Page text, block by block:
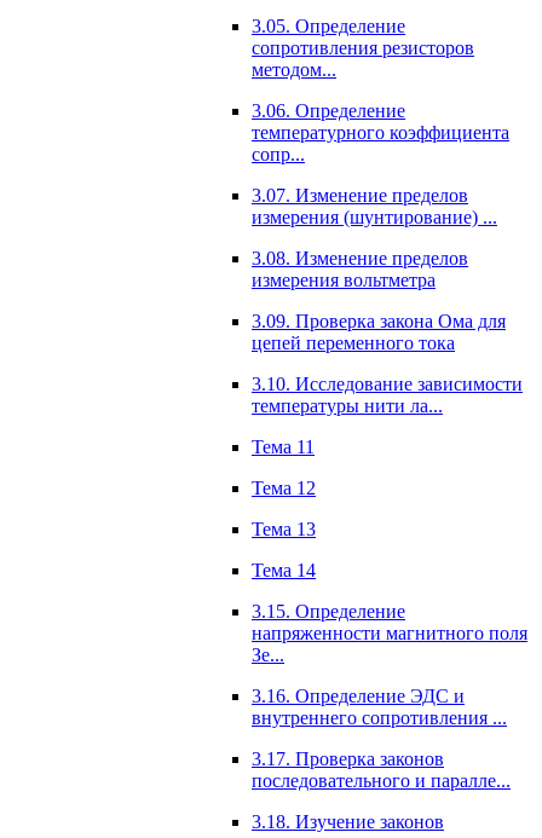
3.05. Определение
сопротивления резисторов
методом...
3.06. Определение
температурного коэффициента
сопр...
3.07. Изменение пределов
измерения (шунтирование) ...
3.08. Изменение пределов
измерения вольтметра
3.09. Проверка закона Ома для
цепей переменного тока
3.10. Исследование зависимости
температуры нити ла...
Тема 11
Тема 12
Тема 13
Тема 14
3.15. Определение
напряженности магнитного поля
Зе...
3.16. Определение ЭДС и
внутреннего сопротивления ...
3.17. Проверка законов
последовательного и паралле...
3.18. Изучение законов